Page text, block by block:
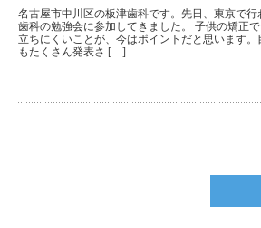
名古屋市中川区の板津歯科です。先日、東京で
歯科の勉強会に参加してきました。 子供の矯正
立ちにくいことが、今はポイントだと思います
もたくさん発表さ […]